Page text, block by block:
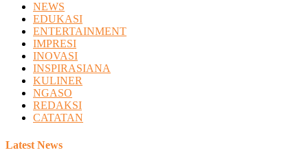
NEWS
EDUKASI
ENTERTAINMENT
IMPRESI
INOVASI
INSPIRASIANA
KULINER
NGASO
REDAKSI
CATATAN
Latest News